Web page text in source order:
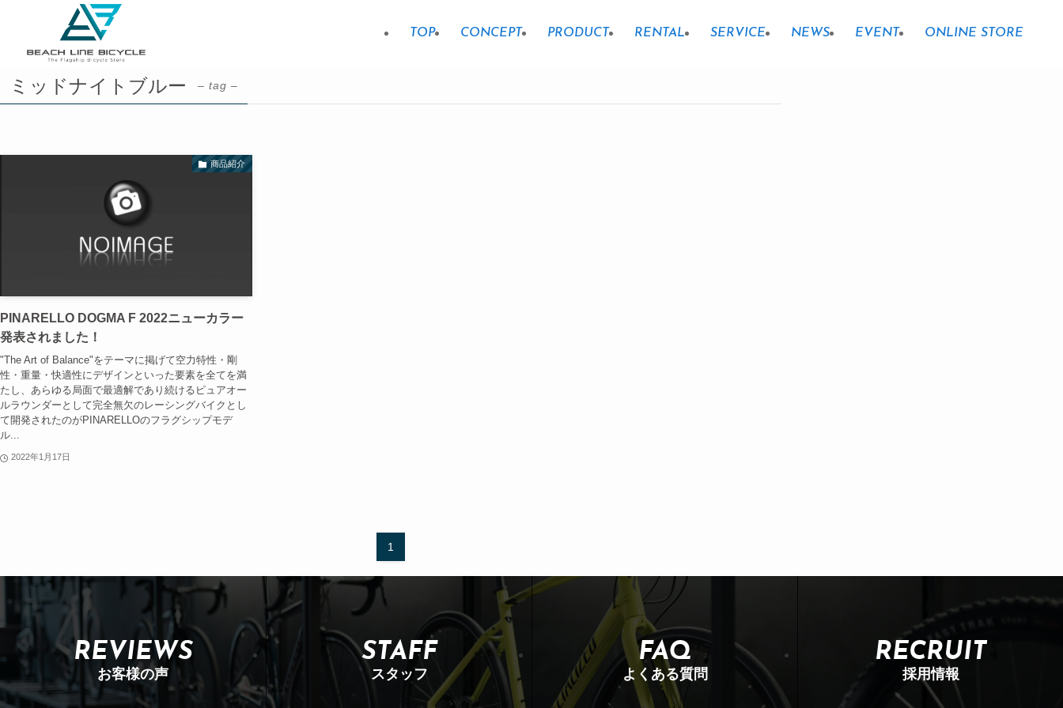
TOP CONCEPT PRODUCT RENTAL SERVICE NEWS EVENT ONLINE STORE
ミッドナイトブルー – tag –
商品紹介
PINARELLO DOGMA F 2022ニューカラー
発表されました！
"The Art of Balance"をテーマに掲げて空力特性・剛
性・重量・快適性にデザインといった要素を全てを満
たし、あらゆる局面で最適解であり続けるピュアオー
ルラウンダーとして完全無欠のレーシングバイクとし
て開発されたのがPINARELLOのフラグシップモデ
ル...
2022年1月17日
1
REVIEWS
お客様の声
STAFF
スタッフ
FAQ
よくある質問
RECRUIT
採用情報